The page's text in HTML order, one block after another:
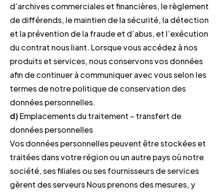
d’archives commerciales et financières, le règlement
de différends, le maintien de la sécurité, la détection
et la prévention de la fraude et d’abus, et l’exécution
du contrat nous liant. Lorsque vous accédez à nos
produits et services, nous conservons vos données
afin de continuer à communiquer avec vous selon les
termes de notre politique de conservation des
données personnelles.
d)Emplacements du traitement – transfert de
données personnelles
Vos données personnelles peuvent être stockées et
traitées dans votre région ou un autre pays où notre
société, ses filiales ou ses fournisseurs de services
gèrent des serveurs Nous prenons des mesures, y